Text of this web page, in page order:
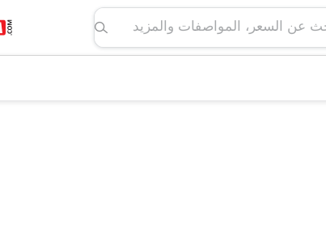
ابحث عن السعر، المواصفات والمزيد